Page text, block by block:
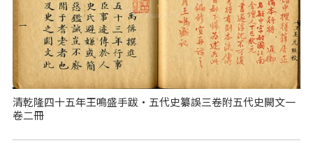
清乾隆四十五年王鳴盛手跋‧五代史纂誤三卷附五代史闕文一
卷二冊